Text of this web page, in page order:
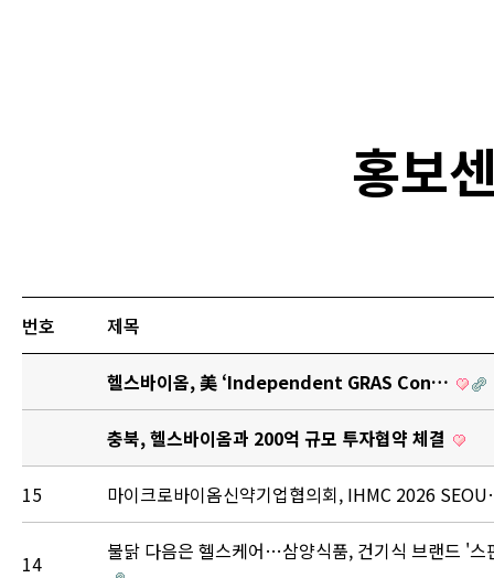
홍보
번호 제목
헬스바이옴, 美 ‘Independent GRAS Con…
충북, 헬스바이옴과 200억 규모 투자협약 체결
15 마이크로바이옴신약기업협의회, IHMC 2026
14 불닭 다음은 헬스케어…삼양식품, 건기식 브랜드 '